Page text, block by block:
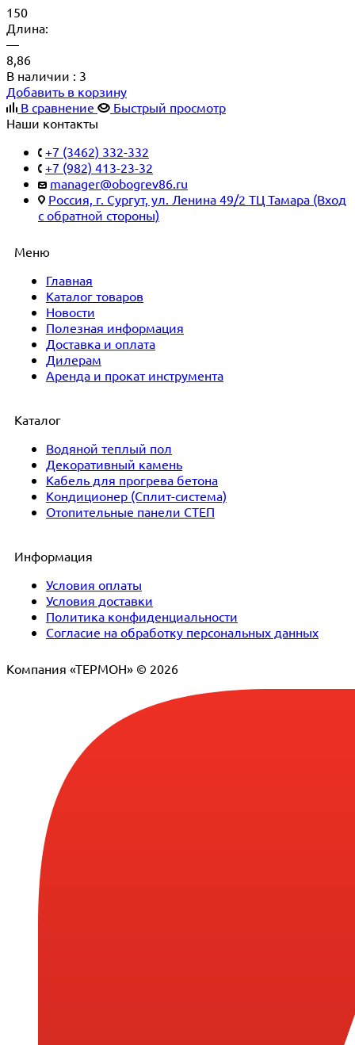
150
Длина:
—
8,86
В наличии : 3
Добавить в корзину
В сравнение
Быстрый просмотр
Наши контакты
+7 (3462) 332-332
+7 (982) 413-23-32
manager@obogrev86.ru
Россия, г. Сургут, ул. Ленина 49/2 ТЦ Тамара (Вход
с обратной стороны)
Меню
Главная
Каталог товаров
Новости
Полезная информация
Доставка и оплата
Дилерам
Аренда и прокат инструмента
Каталог
Водяной теплый пол
Декоративный камень
Кабель для прогрева бетона
Кондиционер (Сплит-система)
Отопительные панели СТЕП
Информация
Условия оплаты
Условия доставки
Политика конфиденциальности
Согласие на обработку персональных данных
Компания «ТЕРМОН» © 2026